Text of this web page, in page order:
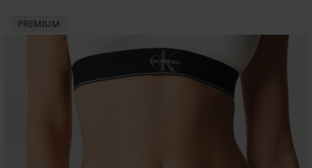
PREMIUM